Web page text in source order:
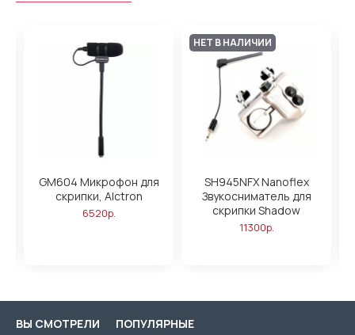
GM604 Микрофон для
скрипки, Alctron
6520р.
НЕТ В НАЛИЧИИ
SH945NFX Nanoflex
Звукосниматель для
скрипки Shadow
11300р.
ВЫ СМОТРЕЛИ ПОПУЛЯРНЫЕ